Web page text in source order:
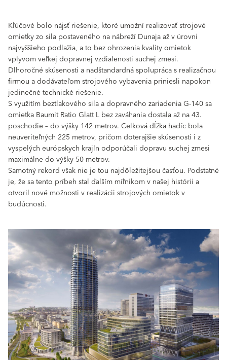
Kľúčové bolo nájsť riešenie, ktoré umožní realizovať strojové
omietky zo sila postaveného na nábreží Dunaja až v úrovni
najvyššieho podlažia, a to bez ohrozenia kvality omietok
vplyvom veľkej dopravnej vzdialenosti suchej zmesi.
Dlhoročné skúsenosti a nadštandardná spolupráca s realizačnou
firmou a dodávateľom strojového vybavenia priniesli napokon
jedinečné technické riešenie.
S využitím beztlakového sila a dopravného zariadenia G-140 sa
omietka Baumit Ratio Glatt L bez zaváhania dostala až na 43.
poschodie – do výšky 142 metrov. Celková dĺžka hadíc bola
neuveriteľných 225 metrov, pričom doterajšie skúsenosti i z
vyspelých európskych krajín odporúčali dopravu suchej zmesi
maximálne do výšky 50 metrov.
Samotný rekord však nie je tou najdôležitejšou časťou. Podstatné
je, že sa tento príbeh stal ďalším míľnikom v našej histórii a
otvoril nové možnosti v realizácii strojových omietok v
budúcnosti.